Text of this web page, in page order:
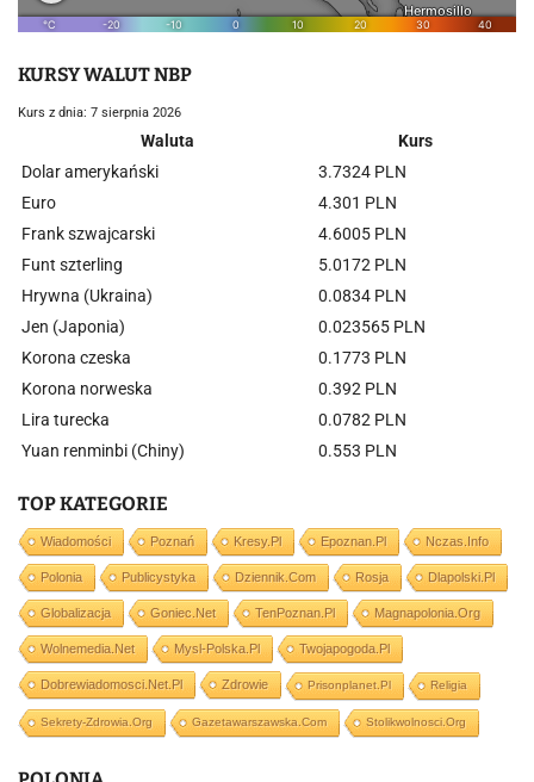
KURSY WALUT NBP
Kurs z dnia: 7 sierpnia 2026
Waluta
Kurs
Dolar amerykański
3.7324 PLN
Euro
4.301 PLN
Frank szwajcarski
4.6005 PLN
Funt szterling
5.0172 PLN
Hrywna (Ukraina)
0.0834 PLN
Jen (Japonia)
0.023565 PLN
Korona czeska
0.1773 PLN
Korona norweska
0.392 PLN
Lira turecka
0.0782 PLN
Yuan renminbi (Chiny)
0.553 PLN
TOP KATEGORIE
Wiadomości Poznań Kresy.pl Epoznan.pl Nczas.info
Polonia Publicystyka Dziennik.com Rosja Dlapolski.pl
Globalizacja Goniec.net TenPoznan.pl Magnapolonia.org
Wolnemedia.net Mysl-Polska.pl Twojapogoda.pl
Dobrewiadomosci.net.pl Zdrowie Prisonplanet.pl Religia
Sekrety-Zdrowia.org Gazetawarszawska.com Stolikwolnosci.org